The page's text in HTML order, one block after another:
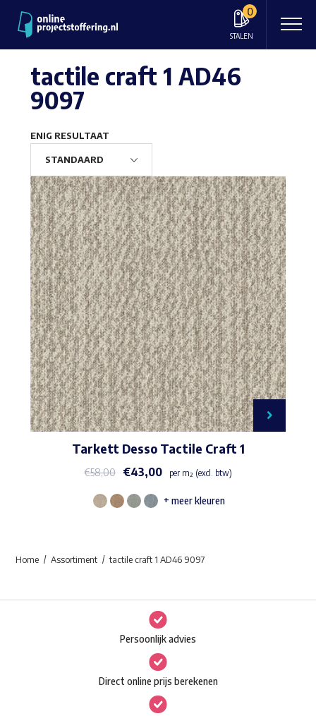
0
STALEN
Waar ben je naar op zoek?
tactile craft 1 AD46
9097
ENIG RESULTAAT
Tarkett Desso Tactile Craft 1
€58,00 €43,00 per m² (excl. btw)
Dit
Deze
optie
kan
gekozen
worden
op
+ meer kleuren
Home Assortiment tactile craft 1 AD46 9097
Persoonlijk advies
Direct online prijs berekenen